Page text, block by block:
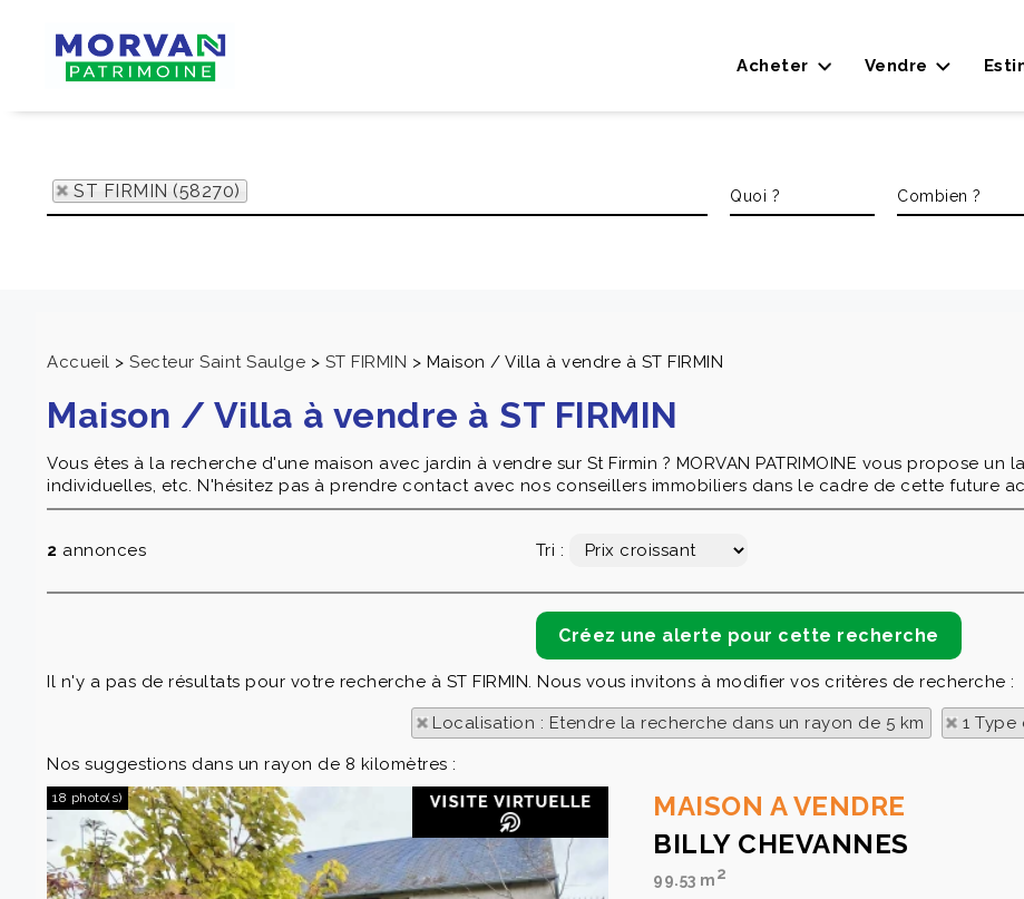
Acheter Vendre
ST FIRMIN (58270)
Accueil > Secteur Saint Saulge > ST FIRMIN > Maison / Villa à vendre à ST FIRMIN
Maison / Villa à vendre à ST FIRMIN
Vous êtes à la recherche d'une maison avec jardin à vendre sur St Firmin ? MORVAN PATRIMOINE vous propose
individuelles, etc. N'hésitez pas à prendre contact avec nos conseillers immobiliers dans le cadre de cette future
2 annonces Tri :
Il n'y a pas de résultats pour votre recherche à ST FIRMIN. Nous vous invitons à modifier vos critères de recherche :
Localisation : Etendre la recherche dans un rayon de 5 km 1 Type
Nos suggestions dans un rayon de 8 kilomètres :
18 photo(s)
MAISON A VENDRE
BILLY CHEVANNES
99.53 m2